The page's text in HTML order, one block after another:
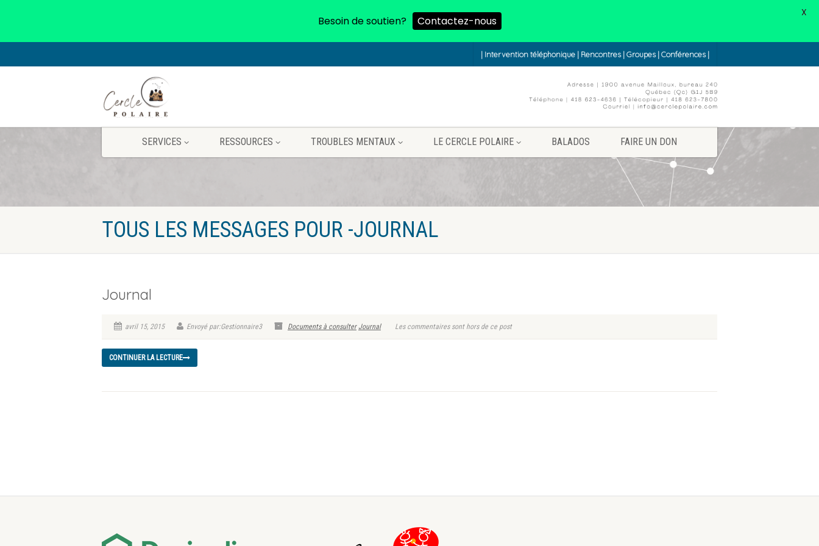
| Intervention téléphonique | Rencontres | Groupes | Conférences |
SERVICES RESSOURCES TROUBLES MENTAUX LE CERCLE POLAIRE BALADOS FAIRE UN DON
TOUS LES MESSAGES POUR -JOURNAL
Journal
avril 15, 2015 Envoyé par:Gestionnaire3 Documents à consulter Journal Les commentaires sont hors de ce post
CONTINUER LA LECTURE
Besoin de soutien? Contactez-nous
X